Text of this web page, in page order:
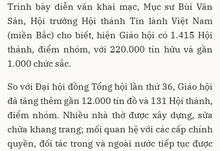
Trình bày diễn văn khai mạc, Mục sư Bùi Văn
Sản, Hội trưởng Hội thánh Tin lành Việt Nam
(miền Bắc) cho biết, hiện Giáo hội có 1.415 Hội
thánh, điểm nhóm, với 220.000 tín hữu và gần
1.000 chức sắc.
So với Đại hội đồng Tổng hội lần thứ 36, Giáo hội
đã tăng thêm gần 12.000 tín đồ và 131 Hội thánh,
điểm nhóm. Nhiều nhà thờ được xây dựng, sửa
chữa khang trang; mối quan hệ với các cấp chính
quyền, đối tác trong và ngoài nước tiếp tục được